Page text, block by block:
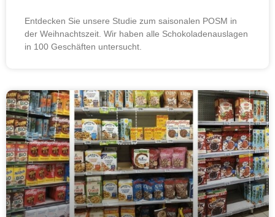
Entdecken Sie unsere Studie zum saisonalen POSM in
der Weihnachtszeit. Wir haben alle Schokoladenauslagen
in 100 Geschäften untersucht.